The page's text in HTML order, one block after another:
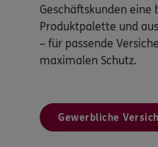
Geschäftskunden eine
Produktpalette und
– für passende
maximalen Schutz.
Gewerbliche